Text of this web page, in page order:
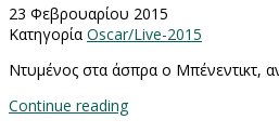
23 Φεβρουαρίου 2015
Κατηγορία Oscar/Live-2015
Ντυμένος στα άσπρα ο Μπένεντικτ,
Continue reading